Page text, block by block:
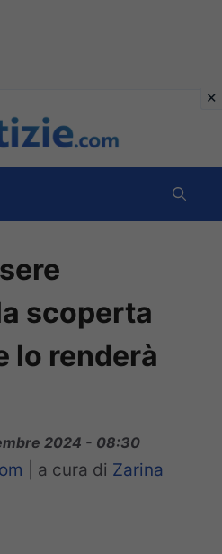
scoperta
lo renderà
2024 - 08:30
a cura di Zarina